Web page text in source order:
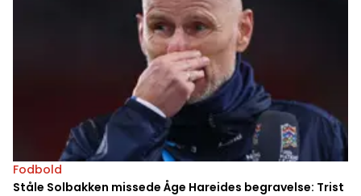
Fodbold
Ståle Solbakken missede Åge Hareides begravelse: Trist